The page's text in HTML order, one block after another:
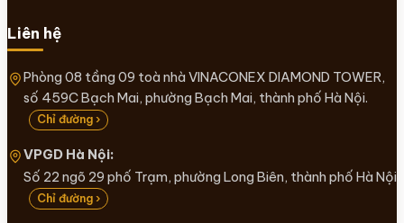
Liên hệ
Phòng 08 tầng 09 toà nhà VINACONEX DIAMOND TOWER,
số 459C Bạch Mai, phường Bạch Mai, thành phố Hà Nội.
Chỉ đường ›
VPGD Hà Nội:
Số 22 ngõ 29 phố Trạm, phường Long Biên, thành phố Hà Nội
Chỉ đường ›